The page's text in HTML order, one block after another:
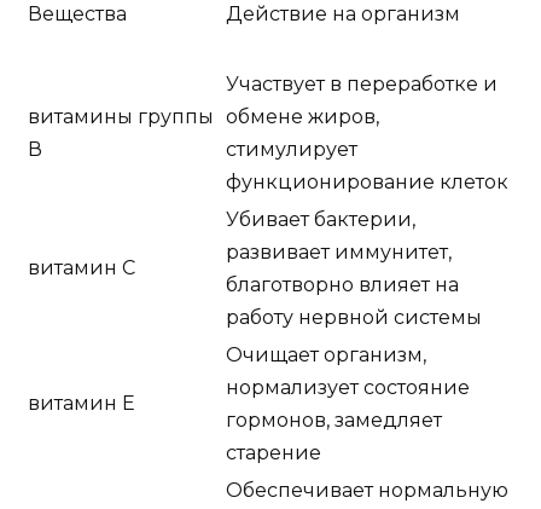
Вещества Действие на организм
витамины группы
В
Участвует в переработке и
обмене жиров,
стимулирует
функционирование клеток
витамин С
Убивает бактерии,
развивает иммунитет,
благотворно влияет на
работу нервной системы
витамин Е
Очищает организм,
нормализует состояние
гормонов, замедляет
старение
Обеспечивает нормальную